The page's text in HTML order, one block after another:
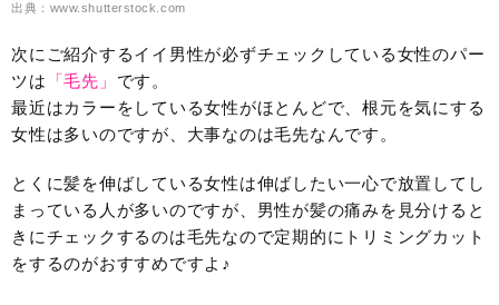
出典：www.shutterstock.com
次にご紹介するイイ男性が必ずチェックしている女性のパー
ツは 「毛先」 です。
最近はカラーをしている女性がほとんどで、根元を気にする
女性は多いのですが、大事なのは毛先なんです。
とくに髪を伸ばしている女性は伸ばしたい一心で放置してし
まっている人が多いのですが、男性が髪の痛みを見分けると
きにチェックするのは毛先なので定期的にトリミングカット
をするのがおすすめですよ♪